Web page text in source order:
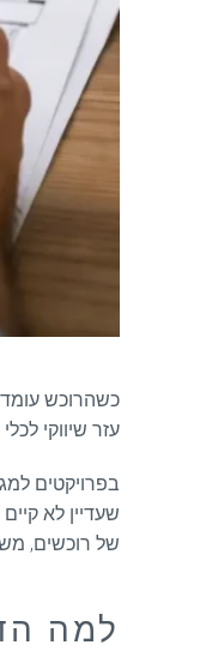
כשהרוכש עומד
עזר שיווקי
בפרויקטים
שעדיין לא
של רוכשים,
למה